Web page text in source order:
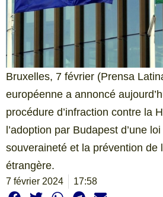
Bruxelles, 7 février (Prensa
européenne a annoncé
procédure d’infraction contre la
l’adoption par Budapest d’une
souveraineté et la prévention de
étrangère.
7 février 2024 17:58